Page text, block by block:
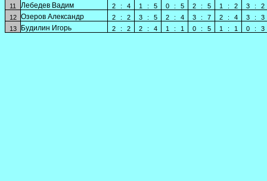
11
Лебедев Вадим 2 : 4 1 : 5 0 : 5 2 : 5 1 : 2 3 :
2
12
Озеров Александр 2 : 2 3 : 5 2 : 4 3 : 7 2 : 4 3 :
3
13
Будилин Игорь 2 : 2 2 : 4 1 : 1 0 : 5 1 : 1 0 : 3